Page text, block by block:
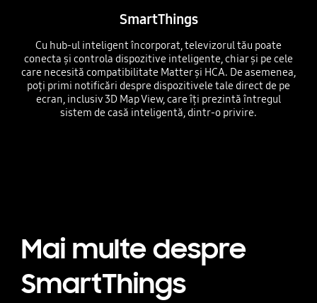
SmartThings
Cu hub-ul inteligent încorporat, televizorul tău poate
conecta și controla dispozitive inteligente, chiar și pe cele
care necesită compatibilitate Matter și HCA. De asemenea,
poți primi notificări despre dispozitivele tale direct de pe
ecran, inclusiv 3D Map View, care îți prezintă întregul
sistem de casă inteligentă, dintr-o privire.
Mai multe despre
SmartThings